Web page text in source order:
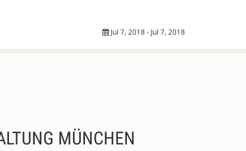
Jul 7, 2018 - Jul 7, 2018
MÜNCHEN